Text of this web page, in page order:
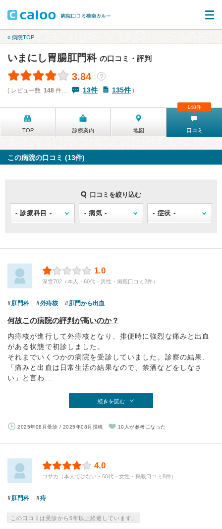
« 病院TOP
いまにし胃腸肛門科 の口コミ・評判
3.84
？
( レビュー数 148 件… 13件 135件)
TOP 診療案内 地図 口コミ
148件
この病院の口コミ (13件)
口コミを絞り込む
1.0
深雪702（本人・60代・男性・掲載口コミ2件）
肛門科 外痔核 肛門から出血
何故この病院の評判が高いのか？
内痔核が進行して外痔核となり、排便時に強烈な痛みと出血
がある状態で初診しました。
それまでいくつかの病院を受診していました。診察の結果、
「痛みと出血は日常生活の結果なので、禁酒などをしなさ
い」と言わ...
続きを読む
2025年08月受診 / 2025年08月投稿 10人が参考になった
4.0
コサカ（本人ではない・60代・女性・掲載口コミ8件）
肛門科 痔
この口コミは受診から5年以上経過しています。